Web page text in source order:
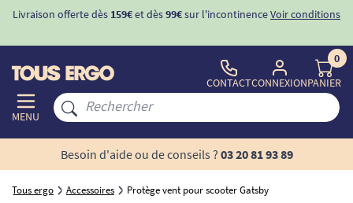
Livraison offerte dès 159€et dès99€sur l'incontinenceVoir conditions
MENU
CONTACTCONNEXION
0
PANIER
Besoin d'aide ou de conseils ? 03 20 81 93 89
Tous ergo Accessoires Protège vent pour scooter Gatsby